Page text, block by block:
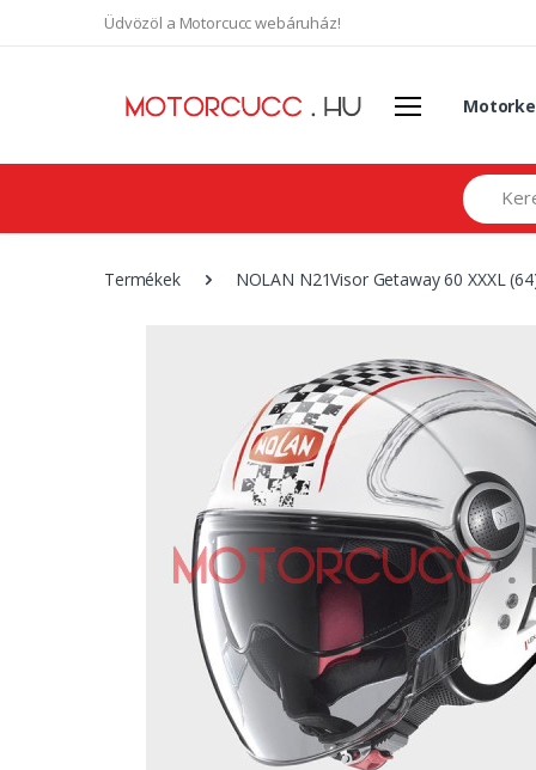
Üdvözöl a Motorcucc webáruház!
Search
Termékek NOLAN N21Visor Getaway 60 XXXL